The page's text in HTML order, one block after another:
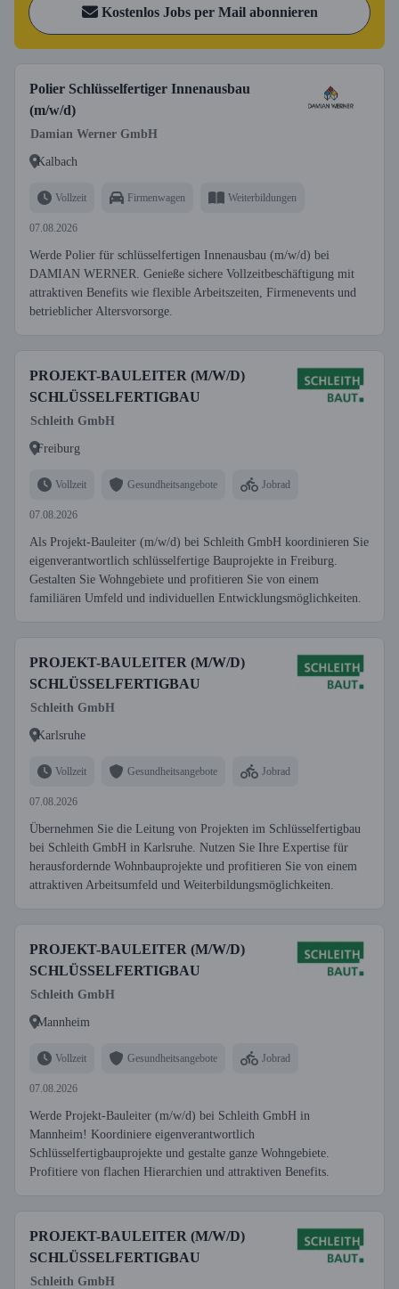
Kostenlos Jobs per Mail abonnieren
Polier Schlüsselfertiger Innenausbau
(m/w/d)
Damian Werner GmbH
Kalbach
Vollzeit Firmenwagen Weiterbildungen
07.08.2026
Werde Polier für schlüsselfertigen Innenausbau (m/w/d) bei
DAMIAN WERNER. Genieße sichere Vollzeitbeschäftigung mit
attraktiven Benefits wie flexible Arbeitszeiten, Firmenevents und
betrieblicher Altersvorsorge.
PROJEKT-BAULEITER (M/W/D)
SCHLÜSSELFERTIGBAU
Schleith GmbH
Freiburg
Vollzeit Gesundheitsangebote Jobrad
07.08.2026
Als Projekt-Bauleiter (m/w/d) bei Schleith GmbH koordinieren Sie
eigenverantwortlich schlüsselfertige Bauprojekte in Freiburg.
Gestalten Sie Wohngebiete und profitieren Sie von einem
familiären Umfeld und individuellen Entwicklungsmöglichkeiten.
PROJEKT-BAULEITER (M/W/D)
SCHLÜSSELFERTIGBAU
Schleith GmbH
Karlsruhe
Vollzeit Gesundheitsangebote Jobrad
07.08.2026
Übernehmen Sie die Leitung von Projekten im Schlüsselfertigbau
bei Schleith GmbH in Karlsruhe. Nutzen Sie Ihre Expertise für
herausfordernde Wohnbauprojekte und profitieren Sie von einem
attraktiven Arbeitsumfeld und Weiterbildungsmöglichkeiten.
PROJEKT-BAULEITER (M/W/D)
SCHLÜSSELFERTIGBAU
Schleith GmbH
Mannheim
Vollzeit Gesundheitsangebote Jobrad
07.08.2026
Werde Projekt-Bauleiter (m/w/d) bei Schleith GmbH in
Mannheim! Koordiniere eigenverantwortlich
Schlüsselfertigbauprojekte und gestalte ganze Wohngebiete.
Profitiere von flachen Hierarchien und attraktiven Benefits.
PROJEKT-BAULEITER (M/W/D)
SCHLÜSSELFERTIGBAU
Schleith GmbH